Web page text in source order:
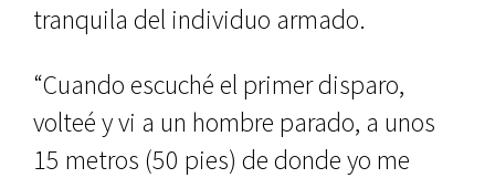
tranquila del individuo armado.
“Cuando escuché el primer disparo,
volteé y vi a un hombre parado, a unos
15 metros (50 pies) de donde yo me